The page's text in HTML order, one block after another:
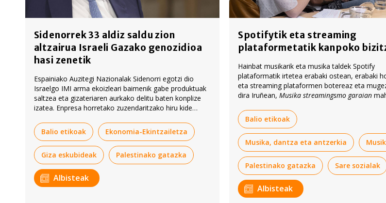
Sidenorrek 33 aldiz saldu zion
altzairua Israeli Gazako genozidioa
hasi zenetik
Espainiako Auzitegi Nazionalak Sidenorri egotzi dio
Israelgo IMI arma ekoizleari baimenik gabe produktuak
saltzea eta gizateriaren aurkako delitu baten konplize
izatea. Enpresa horretako zuzendaritzako hiru kide
Balio etikoak
Ekonomia-Ekintzailetza
Giza eskubideak Palestinako gatazka
Albisteak
Spotifytik eta streaming
plataformetatik kanpoko
Hainbat musikarik eta musika taldek Spotify
plataformatik irtetea erabaki ostean, erabaki
eta streaming plataformen botereaz eta
dira Iruñean, Musika streamingsmo garaian
Balio etikoak
Musika, dantza eta antzerkia
Palestinako gatazka Sare sozialak
Albisteak